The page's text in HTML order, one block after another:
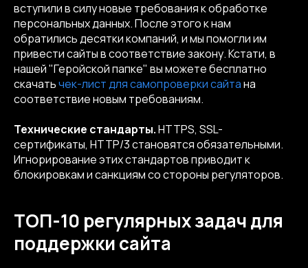
вступили в силу новые требования к обработке
персональных данных. После этого к нам
обратились десятки компаний, и мы помогли им
привести сайты в соответствие закону. Кстати, в
нашей "Геройской папке" вы можете бесплатно
скачатьчек-лист для самопроверки сайтана
соответствие новым требованиям.
Технические стандарты.HTTPS, SSL-
сертификаты, HTTP/3 становятся обязательными.
Игнорирование этих стандартов приводит к
блокировкам и санкциям со стороны регуляторов.
ТОП-10 регулярных задач для
поддержки сайта